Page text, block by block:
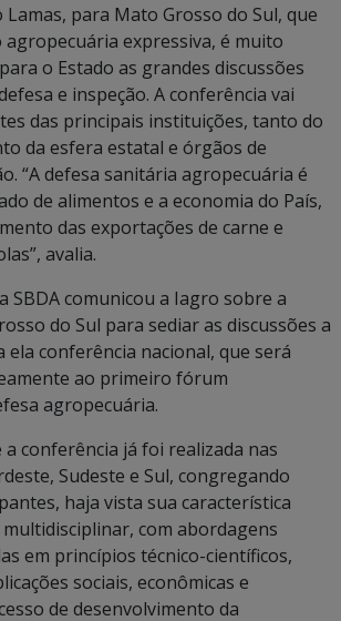
para Mato Grosso do Sul, que
expressiva, é muito
o Estado as grandes discussões
e inspeção. A conferência vai
das principais instituições, tanto do
da esfera estatal e órgãos de
“A defesa sanitária agropecuária é
de alimentos e a economia do País,
das exportações de carne e
avalia.
SBDA comunicou a Iagro sobre a
do Sul para sediar as discussões a
ela conferência nacional, que será
ao primeiro fórum
agropecuária.
a conferência já foi realizada nas
Sudeste e Sul, congregando
haja vista sua característica
com abordagens
em princípios técnico-científicos,
sociais, econômicas e
de desenvolvimento da